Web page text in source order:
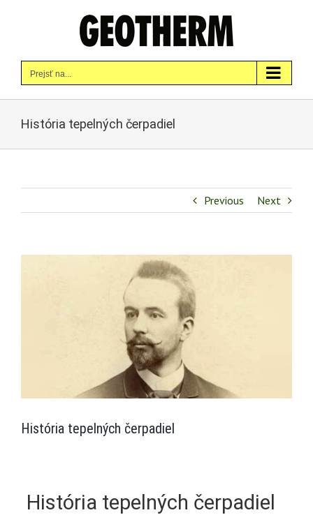
Prejsť na...
História tepelných čerpadiel
Previous Next
História tepelných čerpadiel
História tepelných čerpadiel